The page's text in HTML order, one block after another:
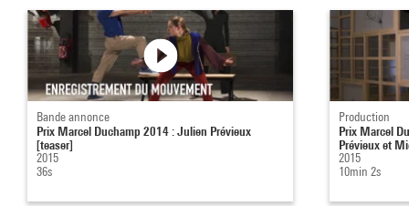
Bande annonce
Prix Marcel Duchamp 2014 : Julien Prévieux
[teaser]
2015
36s
Production
Prix Marcel
Prévieux et
2015
10min 2s